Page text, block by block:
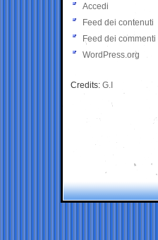
Accedi
Feed dei contenuti
Feed dei commenti
WordPress.org
Credits: G.I